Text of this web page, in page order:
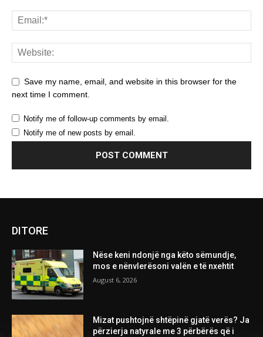
Save my name, email, and website in this browser for the
next time I comment.
Notify me of follow-up comments by email.
Notify me of new posts by email.
DITORE
Nëse keni ndonjë nga këto sëmundje,
mos e nënvlerësoni valën e të nxehtit
August 6, 2026
Mizat pushtojnë shtëpinë gjatë verës? Ja
përzierja natyrale me 3 përbërës që i